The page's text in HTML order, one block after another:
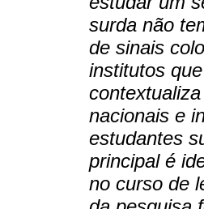
surda não
de sinais
institutos
nacionais e
estudantes
principal é
no curso de